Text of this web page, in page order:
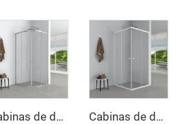
Cabinas de ducha redondas económicas y sencillas Cabinas de ducha cuadradas económicas y sencillas